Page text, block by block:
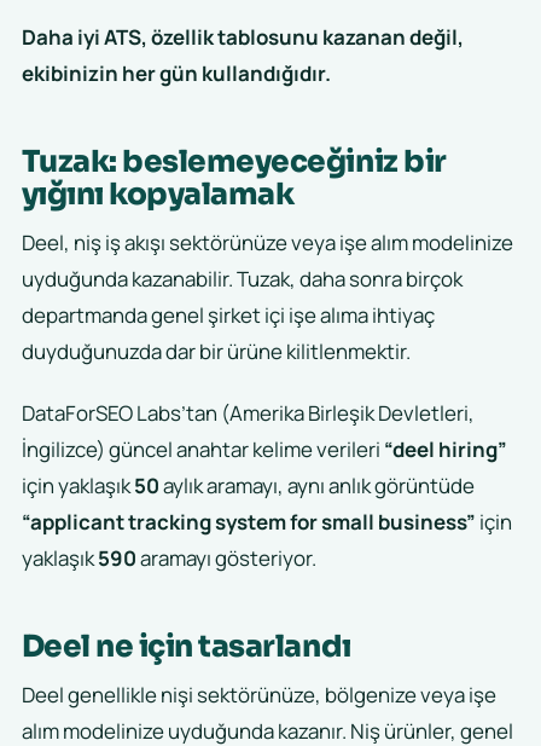
Daha iyi ATS, özellik tablosunu kazanan değil,
ekibinizin her gün kullandığıdır.
Tuzak: beslemeyeceğiniz bir
yığını kopyalamak
Deel, niş iş akışı sektörünüze veya işe alım modelinize
uyduğunda kazanabilir. Tuzak, daha sonra birçok
departmanda genel şirket içi işe alıma ihtiyaç
duyduğunuzda dar bir ürüne kilitlenmektir.
DataForSEO Labs’tan (Amerika Birleşik Devletleri,
İngilizce) güncel anahtar kelime verileri “deel hiring”
için yaklaşık50aylık aramayı, aynı anlık görüntüde
“applicant tracking system for small business” için
yaklaşık590aramayı gösteriyor.
Deel ne için tasarlandı
Deel genellikle nişi sektörünüze, bölgenize veya işe
alım modelinize uyduğunda kazanır. Niş ürünler, genel